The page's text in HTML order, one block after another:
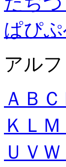
ぱぴぷ
アル
Ａ Ｂ Ｃ
Ｋ Ｌ Ｍ
Ｕ Ｖ Ｗ